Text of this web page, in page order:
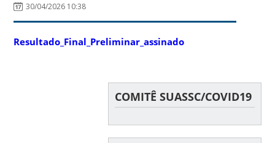
30/04/2026 10:38
Resultado_Final_Preliminar_assinado
COMITÊ SUASSC/COVID19